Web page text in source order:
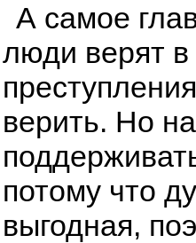
А самое
люди верят
верить. Но
потому что
выгодная,